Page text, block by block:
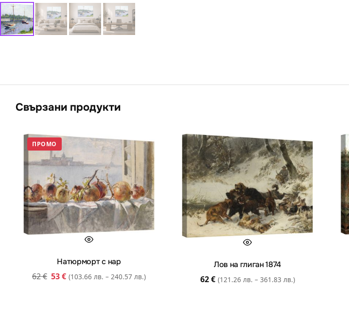
Свързани продукти
ПРОМО
Натюрморт с нар
62€ 53€ (103.66 лв. – 240.57 лв.)
Лов на глиган 1874
62€ (121.26 лв. – 361.83 лв.)